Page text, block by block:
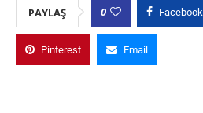
PAYLAŞ 0 Facebook
Pinterest Email